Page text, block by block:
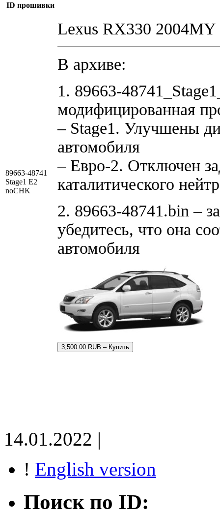
ID прошивки
89663-48741
Stage1 E2
noCHK
Lexus RX330
В архиве:
1. 89663-
модифицированная
– Stage1. Улучшены
автомобиля
– Евро-2. Отключен
каталитического
2. 89663-48741.bin –
убедитесь, что она
автомобиля
3,500.00 RUB – Купить
14.01.2022 |
! English version
Поиск по ID: